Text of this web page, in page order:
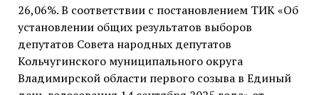
26,06%. В соответствии с постановлением ТИК «Об
установлении общих результатов выборов
депутатов Совета народных депутатов
Кольчугинского муниципального округа
Владимирской области первого созыва в Единый